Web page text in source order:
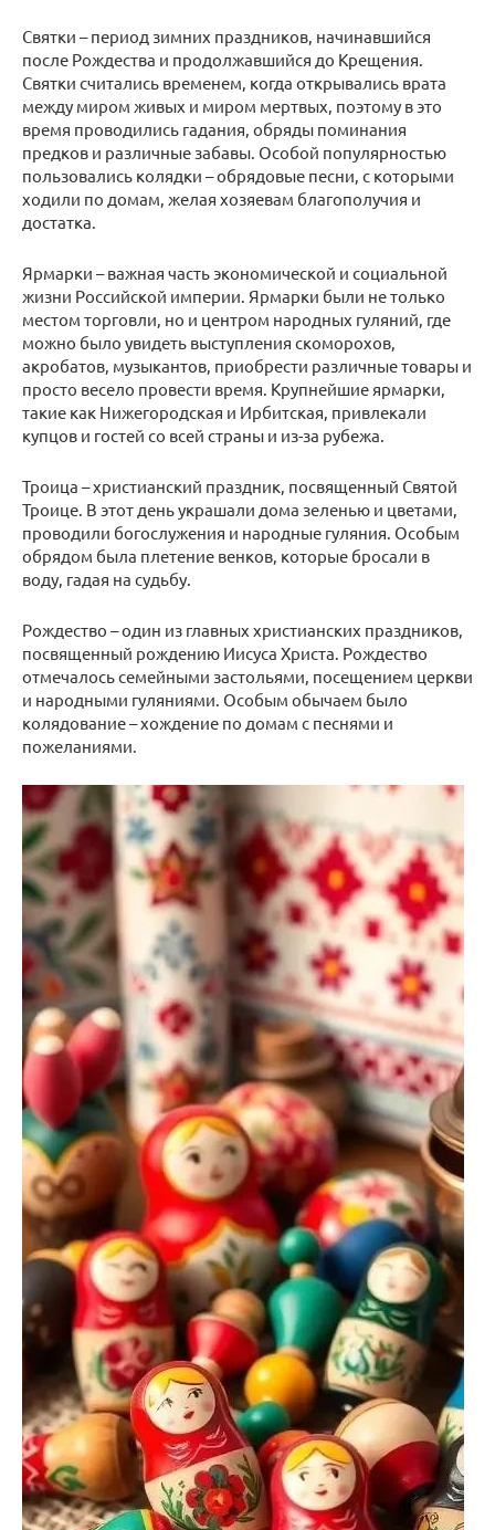
Святки – период зимних праздников, начинавшийся
после Рождества и продолжавшийся до Крещения.
Святки считались временем, когда открывались врата
между миром живых и миром мертвых, поэтому в это
время проводились гадания, обряды поминания
предков и различные забавы. Особой популярностью
пользовались колядки – обрядовые песни, с которыми
ходили по домам, желая хозяевам благополучия и
достатка.
Ярмарки – важная часть экономической и социальной
жизни Российской империи. Ярмарки были не только
местом торговли, но и центром народных гуляний, где
можно было увидеть выступления скоморохов,
акробатов, музыкантов, приобрести различные товары и
просто весело провести время. Крупнейшие ярмарки,
такие как Нижегородская и Ирбитская, привлекали
купцов и гостей со всей страны и из-за рубежа.
Троица – христианский праздник, посвященный Святой
Троице. В этот день украшали дома зеленью и цветами,
проводили богослужения и народные гуляния. Особым
обрядом была плетение венков, которые бросали в
воду, гадая на судьбу.
Рождество – один из главных христианских праздников,
посвященный рождению Иисуса Христа. Рождество
отмечалось семейными застольями, посещением церкви
и народными гуляниями. Особым обычаем было
колядование – хождение по домам с песнями и
пожеланиями.